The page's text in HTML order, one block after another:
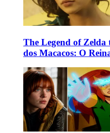
The Legend of Zelda
dos Macacos: O